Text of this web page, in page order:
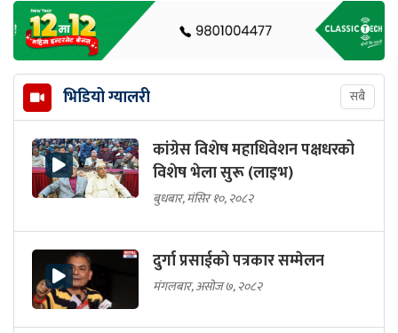
भिडियो ग्यालरी सबै
कांग्रेस विशेष महाधिवेशन पक्षधरको
विशेष भेला सुरू (लाइभ)
बुधबार, मंसिर १०, २०८२
दुर्गा प्रसाईको पत्रकार सम्मेलन
मंगलबार, असोज ७, २०८२